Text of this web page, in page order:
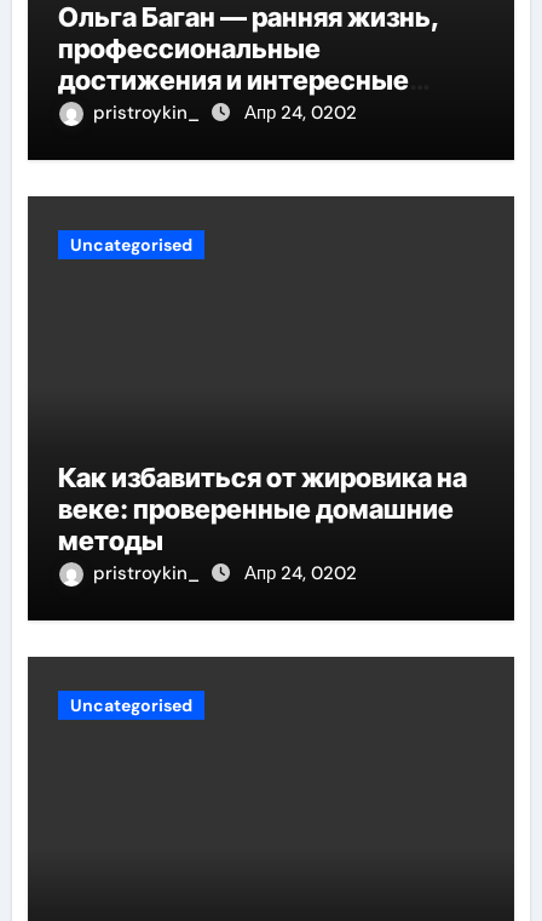
Ольга Баган — ранняя жизнь,
профессиональные
достижения и интересные
факты
pristroykin_ Апр 24, 0202
Uncategorised
Как избавиться от жировика на
веке: проверенные домашние
методы
pristroykin_ Апр 24, 0202
Uncategorised